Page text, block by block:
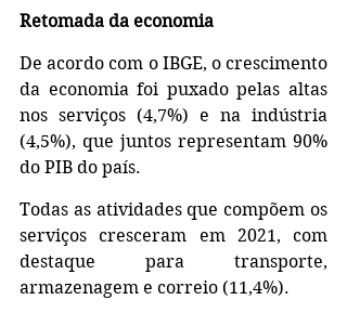
Retomada da economia
De acordo com o IBGE, o crescimento
da economia foi puxado pelas altas
nos serviços (4,7%) e na indústria
(4,5%), que juntos representam 90%
do PIB do país.
Todas as atividades que compõem os
serviços cresceram em 2021, com
destaque para transporte,
armazenagem e correio (11,4%).